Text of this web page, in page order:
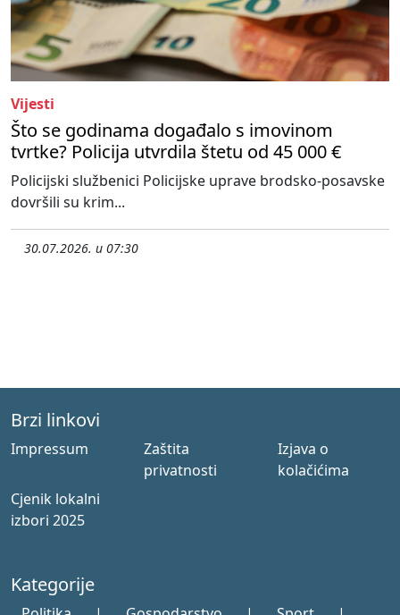
Vijesti
Što se godinama događalo s imovinom
tvrtke? Policija utvrdila štetu od 45 000 €
Policijski službenici Policijske uprave brodsko-posavske
dovršili su krim...
30.07.2026. u 07:30
Brzi linkovi
Impressum
Zaštita
privatnosti
Izjava o
kolačićima
Cjenik lokalni
izbori 2025
Kategorije